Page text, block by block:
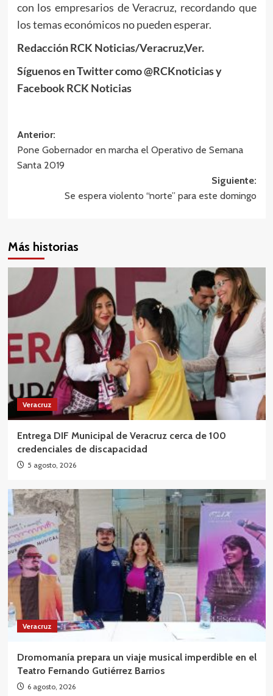
con los empresarios de Veracruz, recordando que
los temas económicos no pueden esperar.
Redacción RCK Noticias/Veracruz,Ver.
Síguenos en Twitter como @RCKnoticias y
Facebook RCK Noticias
Navegación
de
entradas
Anterior:
Pone Gobernador en marcha el Operativo de Semana
Santa 2019
Siguiente:
Se espera violento “norte” para este domingo
Más historias
Veracruz
Entrega DIF Municipal de Veracruz cerca de 100
credenciales de discapacidad
5 agosto, 2026
Veracruz
Dromomanía prepara un viaje musical imperdible en el
Teatro Fernando Gutiérrez Barrios
6 agosto, 2026